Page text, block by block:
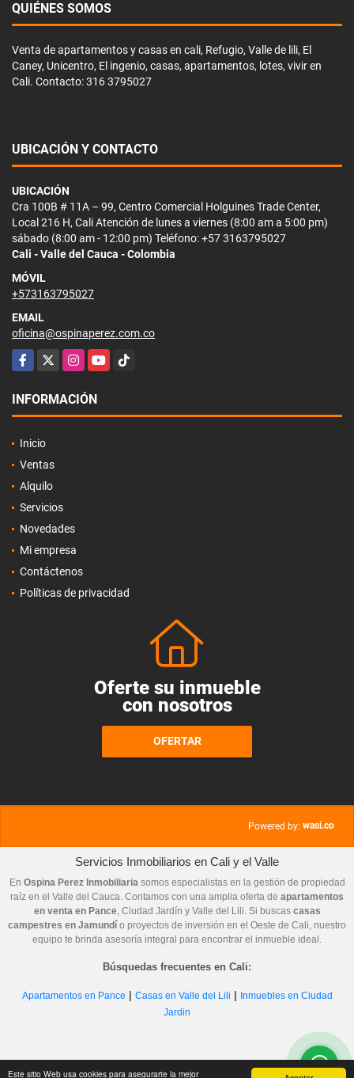
Este sitio Web usa cookies para asegurarte la mejor
QUIÉNES SOMOS
Venta de apartamentos y casas en cali, Refugio, Valle de lili, El
Caney, Unicentro, El ingenio, casas, apartamentos, lotes, vivir en
Cali. Contacto: 316 3795027
UBICACIÓN Y CONTACTO
UBICACIÓN
Cra 100B # 11A – 99, Centro Comercial Holguines Trade Center,
Local 216 H, Cali Atención de lunes a viernes (8:00 am a 5:00 pm)
sábado (8:00 am - 12:00 pm) Teléfono: +57 3163795027
Cali - Valle del Cauca - Colombia
MÓVIL
+573163795027
EMAIL
oficina@ospinaperez.com.co
Facebook
X InstagramYouTubeTikTok
INFORMACIÓN
Inicio
Ventas
Alquilo
Servicios
Novedades
Mi empresa
Contáctenos
Políticas de privacidad
Oferte su inmueble
con nosotros
OFERTAR
Powered by: wasi.co
Servicios Inmobiliarios en Cali y el Valle
En Ospina Perez Inmobiliariasomos especialistas en la gestión de propiedad
raíz en el Valle del Cauca. Contamos con una amplia oferta de apartamentos
en venta en Pance, Ciudad Jardín y Valle del Lili. Si buscas casas
campestres en Jamundí o proyectos de inversión en el Oeste de Cali, nuestro
equipo te brinda asesoría integral para encontrar el inmueble ideal.
Búsquedas frecuentes en Cali:
Apartamentos en Pance | Casas en Valle del Lili | Inmuebles en Ciudad
Jardin